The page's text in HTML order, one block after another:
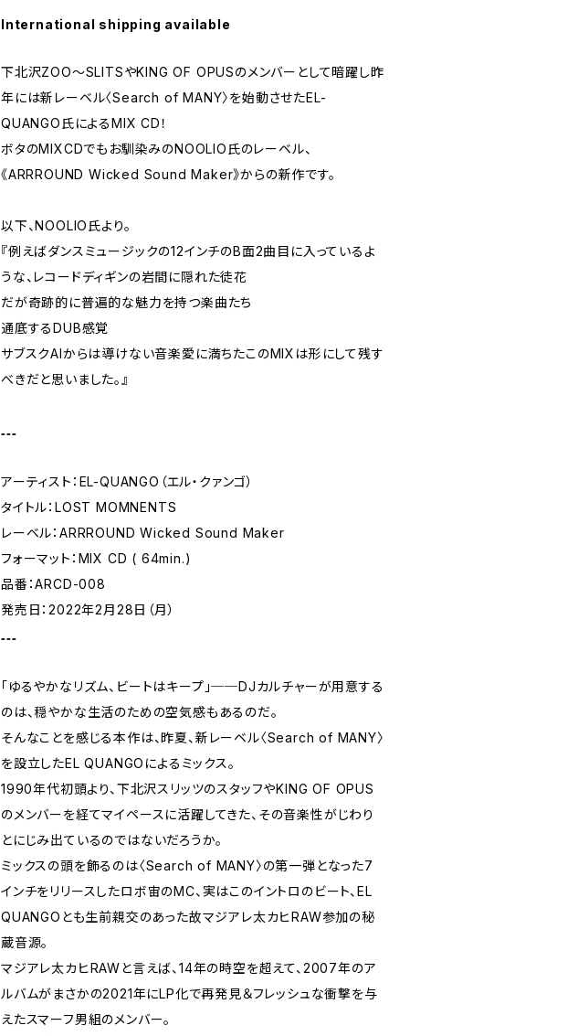
International shipping available
下北沢ZOO〜SLITSやKING OF OPUSのメンバーとして暗躍し昨
年には新レーベル〈Search of MANY〉を始動させたEL-
QUANGO氏によるMIX CD！
ボタのMIXCDでもお馴染みのNOOLIO氏のレーベル、
《ARRROUND Wicked Sound Maker》からの新作です。
以下、NOOLIO氏より。
『例えばダンスミュージックの12インチのB面2曲目に入っているよ
うな、レコードディギンの岩間に隠れた徒花
だが奇跡的に普遍的な魅力を持つ楽曲たち
通底するDUB感覚
サブスクAIからは導けない音楽愛に満ちたこのMIXは形にして残す
べきだと思いました。』
₌₌₌
アーティスト：EL-QUANGO（エル・クァンゴ）
タイトル：LOST MOMNENTS
レーベル：ARRROUND Wicked Sound Maker
フォーマット：MIX CD ( 64min.)
品番：ARCD-008
発売日：2022年2月28日（月）
₌₌₌
「ゆるやかなリズム、ビートはキープ」──DJカルチャーが用意する
のは、穏やかな生活のための空気感もあるのだ。
そんなことを感じる本作は、昨夏、新レーベル〈Search of MANY〉
を設立したEL QUANGOによるミックス。
1990年代初頭より、下北沢スリッツのスタッフやKING OF OPUS
のメンバーを経てマイペースに活躍してきた、その音楽性がじわり
とにじみ出ているのではないだろうか。
ミックスの頭を飾るのは〈Search of MANY〉の第一弾となった7
インチをリリースしたロボ宙のMC、実はこのイントロのビート、EL
QUANGOとも生前親交のあった故マジアレ太カヒRAW参加の秘
蔵音源。
マジアレ太カヒRAWと言えば、14年の時空を超えて、2007年のア
ルバムがまさかの2021年にLP化で再発見＆フレッシュな衝撃を与
えたスマーフ男組のメンバー。